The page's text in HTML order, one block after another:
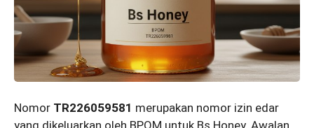
Nomor TR226059581 merupakan nomor izin edar